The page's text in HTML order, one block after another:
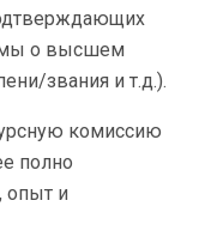
о высшем
звания и т.д.).
комиссию
полно
опыт и